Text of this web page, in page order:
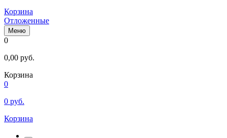
Корзина
Отложенные
Меню
0
0,00 руб.
Корзина
0
0 руб.
Корзина